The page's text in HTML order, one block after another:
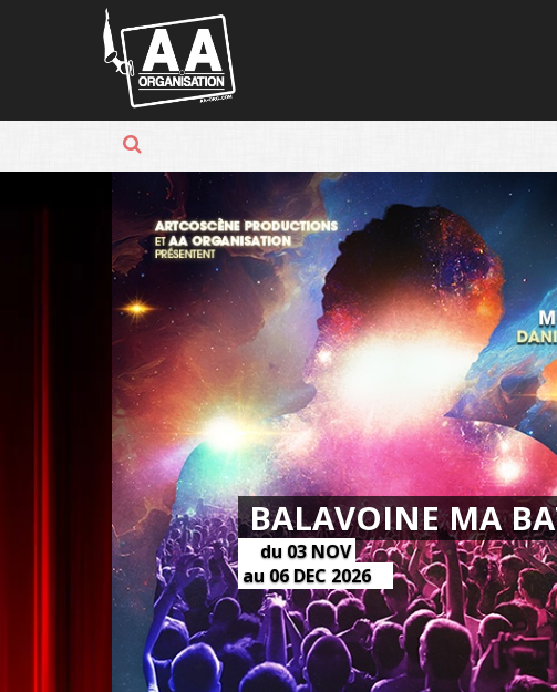
Panneau de gestion des cookies
BALAVOINE MA
du 03 NOV
au 06 DEC 2026